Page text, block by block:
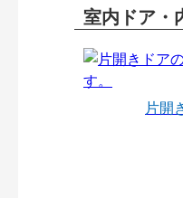
室内ドア・
片開